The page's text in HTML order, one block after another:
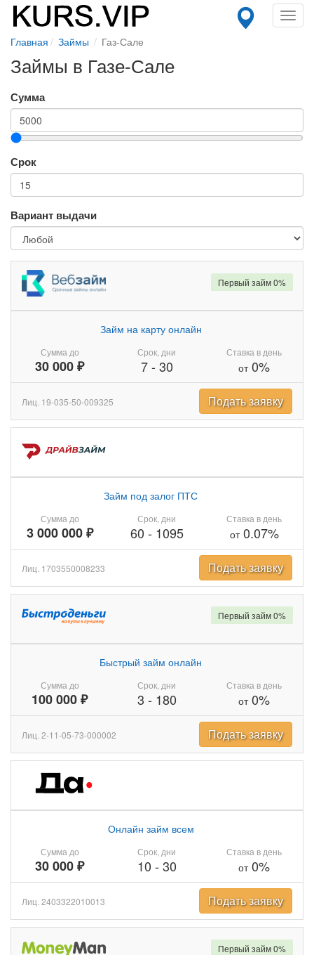
Главная Займы Газ-Сале
Займы в Газе-Сале
Сумма
Срок
Вариант выдачи
Сумма до
30 000 ₽
Займ на карту онлайн
Срок, дни
7- 30
Ставка в день
от0%
Первый займ 0%
Лиц. 19-035-50-009325 Подать заявку
Сумма до
3 000 000 ₽
Займ под залог ПТС
Срок, дни
60 - 1095
Ставка в день
от0.07%
Лиц. 1703550008233 Подать заявку
Сумма до
100 000 ₽
Быстрый займ онлайн
Срок, дни
3 - 180
Ставка в день
от0%
Первый займ 0%
Лиц. 2-11-05-73-000002 Подать заявку
Сумма до
30 000 ₽
Онлайн займ всем
Срок, дни
10 - 30
Ставка в день
от0%
Лиц. 2403322010013 Подать заявку
Первый займ 0%